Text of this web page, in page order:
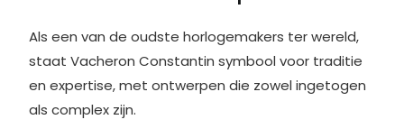
Als een van de oudste horlogemakers ter wereld,
staat Vacheron Constantin symbool voor traditie
en expertise, met ontwerpen die zowel ingetogen
als complex zijn.